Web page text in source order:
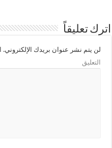
اترك تعليقاً
لن يتم نشر عنوان بريدك الإلكتروني.
التعليق